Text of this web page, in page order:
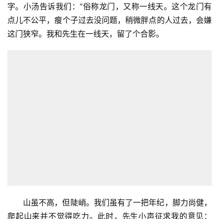
字。小汤告诉我们：“俗称龙门，又称一线天。这个龙门有
点儿不公平，瘦个子过去没问题，稍微胖点的人过去，会嫌
这门狭窄。我和先生在一线天，留了个合影。
山虽不高，但陡峭。我们虽有了一把年纪，脚力尚健，
爬起山来并不觉得吃力。此时，先生小声征求我的意见：